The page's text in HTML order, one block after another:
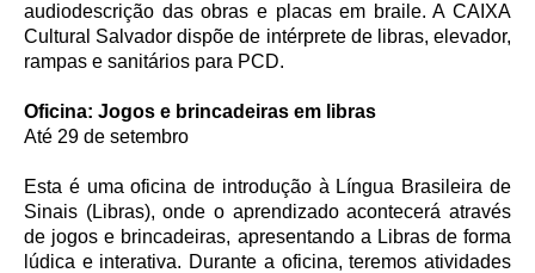
audiodescrição das obras e placas em braile. A CAIXA
Cultural Salvador dispõe de intérprete de libras, elevador,
rampas e sanitários para PCD.
Oficina: Jogos e brincadeiras em libras
Até 29 de setembro
Esta é uma oficina de introdução à Língua Brasileira de
Sinais (Libras), onde o aprendizado acontecerá através
de jogos e brincadeiras, apresentando a Libras de forma
lúdica e interativa. Durante a oficina, teremos atividades